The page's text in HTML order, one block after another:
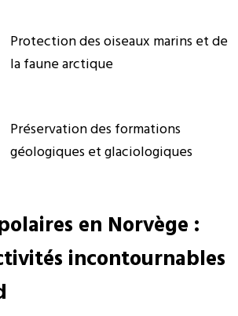
Protection des oiseaux marins et de
la faune arctique
Préservation des formations
géologiques et glaciologiques
en Norvège :
incontournables